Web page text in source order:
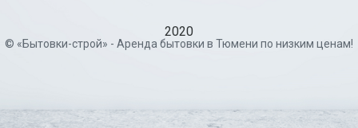
2020
© «Бытовки-строй» - Аренда бытовки в Тюмени по низким ценам!